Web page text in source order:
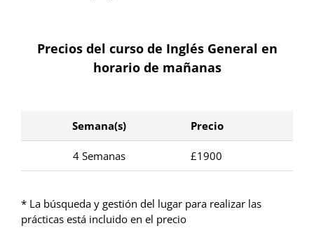
Precios del curso de Inglés General en
horario de mañanas
Semana(s) Precio
4 Semanas £1900
* La búsqueda y gestión del lugar para realizar las
prácticas está incluido en el precio